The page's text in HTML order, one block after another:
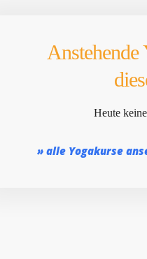
Anstehende
Heute
» alle Yogakurse